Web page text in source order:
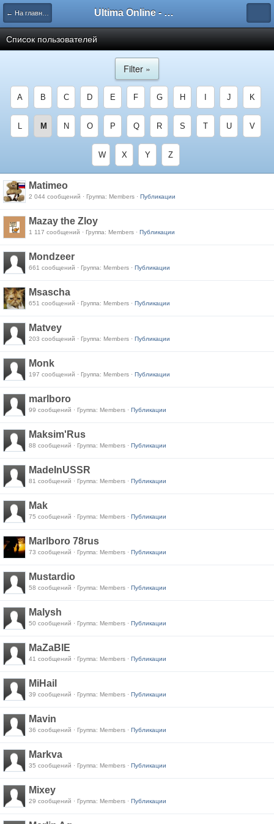
← На главную Ultima Online - Форум Русского сообщества игры
Список пользователей
Filter »
A B C D E F G H J K
L M N O P Q R S T U V
W X Y Z
Matimeo
2 044 сообщений · Группа: Members · Публикации
Mazay the Zloy
1 117 сообщений · Группа: Members · Публикации
Mondzeer
661 сообщений · Группа: Members · Публикации
Msascha
651 сообщений · Группа: Members · Публикации
Matvey
203 сообщений · Группа: Members · Публикации
Monk
197 сообщений · Группа: Members · Публикации
marlboro
99 сообщений · Группа: Members · Публикации
Maksim'Rus
88 сообщений · Группа: Members · Публикации
MadeInUSSR
81 сообщений · Группа: Members · Публикации
Mak
75 сообщений · Группа: Members · Публикации
Marlboro 78rus
73 сообщений · Группа: Members · Публикации
Mustardio
58 сообщений · Группа: Members · Публикации
Malysh
50 сообщений · Группа: Members · Публикации
MaZaBlE
41 сообщений · Группа: Members · Публикации
MiHail
39 сообщений · Группа: Members · Публикации
Mavin
36 сообщений · Группа: Members · Публикации
Markva
35 сообщений · Группа: Members · Публикации
Mixey
29 сообщений · Группа: Members · Публикации